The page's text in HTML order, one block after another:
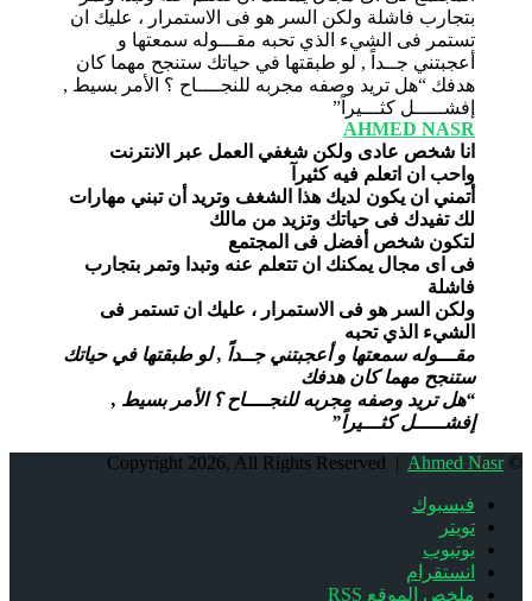
AHMED NASR
انا شخص عادى ولكن شغفي العمل عبر الانترنت
واحب ان اتعلم فيه كثيرآ
أتمني ان يكون لديك هذا الشغف وتريد أن تبني مهارات
لك تفيدك فى حياتك وتزيد من مالك
لتكون شخص أفضل فى المجتمع
فى اى مجال يمكنك ان تتعلم عنه وتبدا وتمر بتجارب
فاشلة
ولكن السر هو فى الاستمرار ، عليك ان تستمر فى
الشيء الذي تحبه
مقـــوله سمعتها و أعجبتني جــداً , لو طبقتها في حياتك
ستنجح مهما كان هدفك
“هل تريد وصفه مجربه للنجــــاح ؟ الأمر بسيط ,
إفشـــــل كثـــيراً”
© Copyright 2026, All Rights Reserved |
Ahmed Nasr
فيسبوك
تويتر
يوتيوب
انستقرام
ملخص الموقع RSS